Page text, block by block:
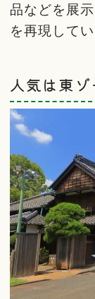
品などを展
を再現してい
人気は東ゾ